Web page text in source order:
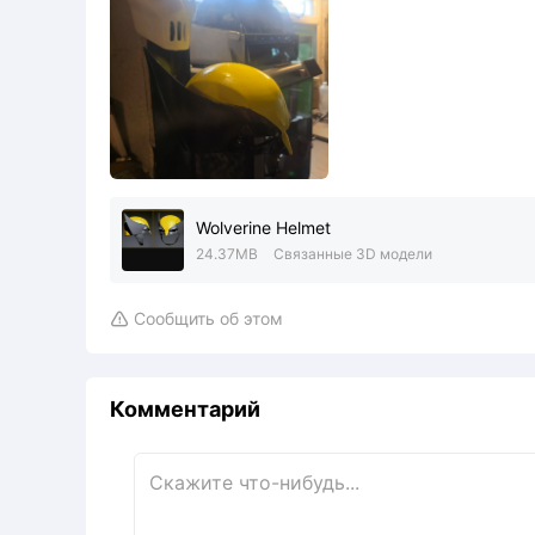
Wolverine Helmet
24.37MB Связанные 3D модели
 Сообщить об этом
Комментарий